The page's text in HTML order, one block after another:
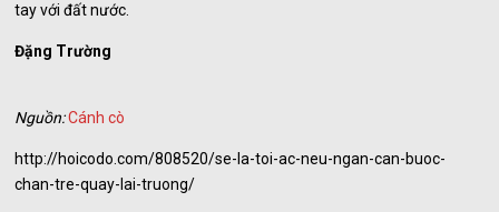
tay với đất nước.
Đặng Trường
Nguồn:Cánh cò
http://hoicodo.com/808520/se-la-toi-ac-neu-ngan-can-buoc-
chan-tre-quay-lai-truong/